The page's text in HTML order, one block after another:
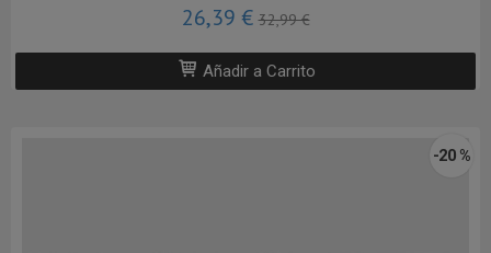
26,39 €32,99 €
Añadir a Carrito
-20 %